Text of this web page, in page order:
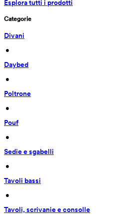
Esplora tutti i prodotti
Categorie
Divani
•
Daybed
•
Poltrone
•
Pouf
•
Sedie e sgabelli
•
Tavoli bassi
•
Tavoli, scrivanie e consolle